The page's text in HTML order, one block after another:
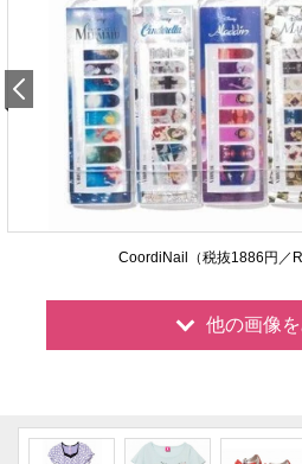
CoordiNail（税抜1886円／
他の画像